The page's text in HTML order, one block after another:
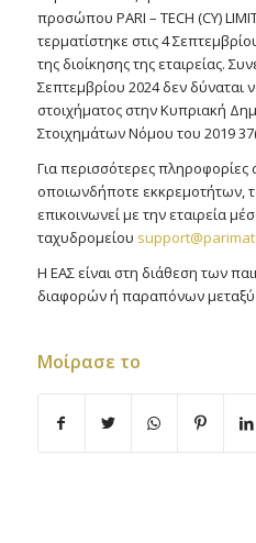
προσώπου PARI – TECH (CY)
τερματίστηκε στις 4
της διοίκησης της εταιρείας.
Σεπτεμβρίου 2024 δεν δύναται
στοιχήματος στην Κυπριακή
Στοιχημάτων Νόμου του 2019
Για περισσότερες πληροφορίες
οποιωνδήποτε εκκρεμοτήτων,
επικοινωνεί με την εταιρεία
ταχυδρομείου
Η ΕΑΣ είναι στη διάθεση των
διαφορών ή παραπόνων μεταξύ
Μοίρασε το